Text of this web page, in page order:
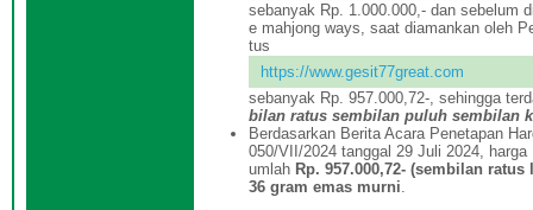
sebanyak Rp. 1.000.000,- dan sebelum
e mahjong ways, saat diamankan oleh
tus
https://www.gesit77great.com
sebanyak Rp. 957.000,72-, sehingga
bilan ratus sembilan puluh sembilan
Berdasarkan Berita Acara Penetapan
050/VII/2024 tanggal 29 Juli 2024,
umlah Rp. 957.000,72- (sembilan
36 gram emas murni.